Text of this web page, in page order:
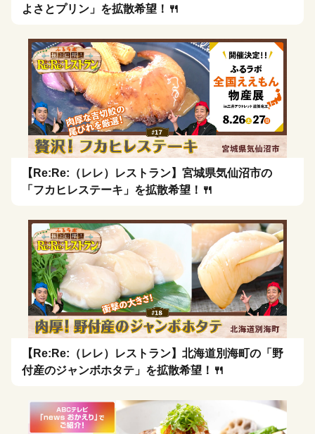
よさとプリン」を拡散希望！🍴
【Re:Re:（レレ）レストラン】宮城県気仙沼市の
「フカヒレステーキ」を拡散希望！🍴
【Re:Re:（レレ）レストラン】北海道別海町の「野
付産のジャンボホタテ」を拡散希望！🍴